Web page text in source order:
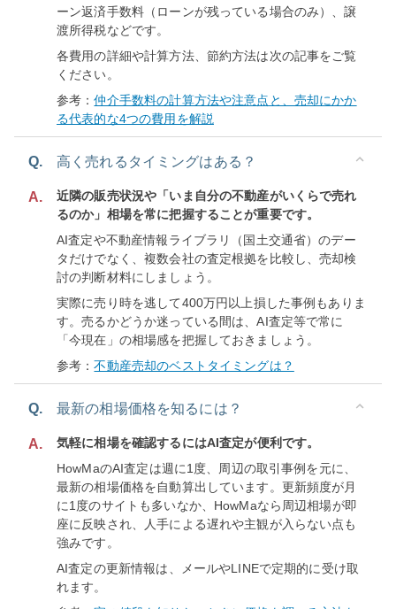
ーン返済手数料（ローンが残っている場合のみ）、譲
渡所得税などです。
各費用の詳細や計算方法、節約方法は次の記事をご覧
ください。
参考：仲介手数料の計算方法や注意点と、売却にかか
る代表的な4つの費用を解説
Q. 高く売れるタイミングはある？
A.
近隣の販売状況や「いま自分の不動産がいくらで売れ
るのか」相場を常に把握することが重要です。
AI査定や不動産情報ライブラリ（国土交通省）のデー
タだけでなく、複数会社の査定根拠を比較し、売却検
討の判断材料にしましょう。
実際に売り時を逃して400万円以上損した事例もありま
す。売るかどうか迷っている間は、AI査定等で常に
「今現在」の相場感を把握しておきましょう。
参考：不動産売却のベストタイミングは？
Q. 最新の相場価格を知るには？
A.
気軽に相場を確認するにはAI査定が便利です。
HowMaのAI査定は週に1度、周辺の取引事例を元に、
最新の相場価格を自動算出しています。更新頻度が月
に1度のサイトも多いなか、HowMaなら周辺相場が即
座に反映され、人手による遅れや主観が入らない点も
強みです。
AI査定の更新情報は、メールやLINEで定期的に受け取
れます。